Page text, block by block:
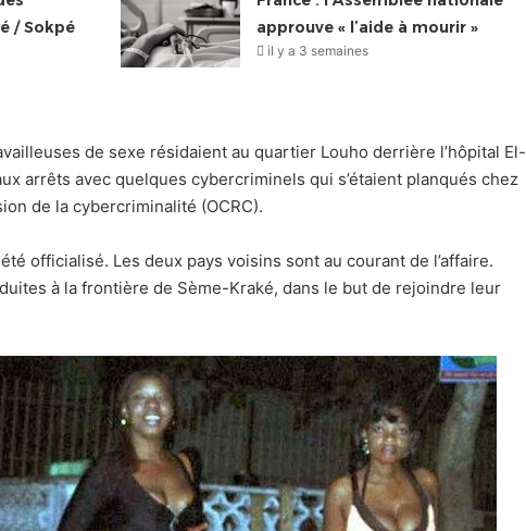
/ Sokpé
approuve « l’aide à mourir »
il y a 3 semaines
de sexe résidaient au quartier Louho derrière l’hôpital El-
arrêts avec quelques cybercriminels qui s’étaient planqués chez
de la cybercriminalité (OCRC).
officialisé. Les deux pays voisins sont au courant de l’affaire.
à la frontière de Sème-Kraké, dans le but de rejoindre leur